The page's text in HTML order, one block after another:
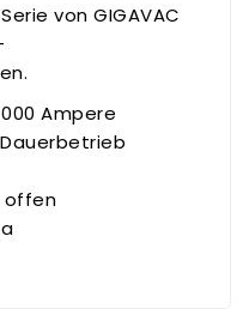
von GIGAVAC
Ampere
offen